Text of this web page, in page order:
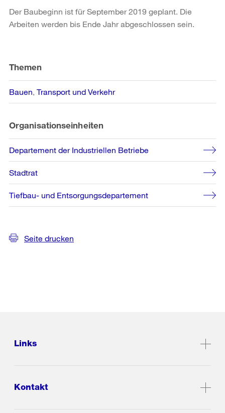
Der Baubeginn ist für September 2019 geplant. Die
Arbeiten werden bis Ende Jahr abgeschlossen sein.
Informationen
Themen
Bauen Transport und Verkehr
Organisationseinheiten
Departement der Industriellen Betriebe
Stadtrat
Tiefbau- und Entsorgungsdepartement
Seite drucken
Links
Kontakt